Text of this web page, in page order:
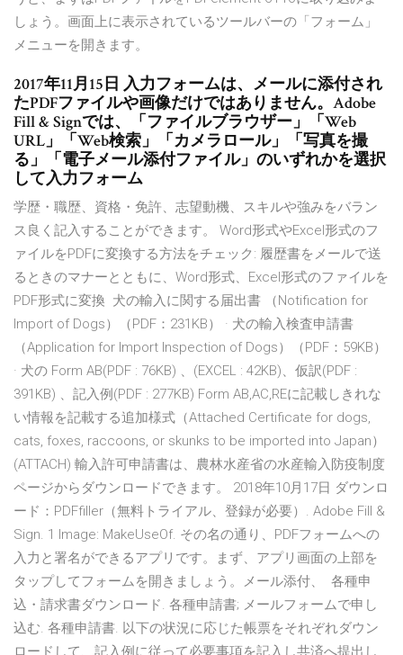
しょう。画面上に表示されているツールバーの「フォーム」
メニューを開きます。
2017年11月15日 入力フォームは、メールに添付され
たPDFファイルや画像だけではありません。Adobe
Fill & Signでは、「ファイルブラウザー」「Web
URL」「Web検索」「カメラロール」「写真を撮
る」「電子メール添付ファイル」のいずれかを選択
して入力フォーム
学歴・職歴、資格・免許、志望動機、スキルや強みをバラン
ス良く記入することができます。 Word形式やExcel形式のフ
ァイルをPDFに変換する方法をチェック: 履歴書をメールで送
るときのマナーとともに、Word形式、Excel形式のファイルを
PDF形式に変換 犬の輸入に関する届出書 （Notification for
Import of Dogs）（PDF：231KB） · 犬の輸入検査申請書
（Application for Import Inspection of Dogs）（PDF：59KB）
· 犬の Form AB(PDF : 76KB) 、(EXCEL : 42KB)、仮訳(PDF :
391KB) 、記入例(PDF : 277KB) Form AB,AC,REに記載しきれな
い情報を記載する追加様式（Attached Certificate for dogs,
cats, foxes, raccoons, or skunks to be imported into Japan）
(ATTACH) 輸入許可申請書は、農林水産省の水産輸入防疫制度
ページからダウンロードできます。 2018年10月17日 ダウンロ
ード：PDFfiller（無料トライアル、登録が必要）. Adobe Fill &
Sign. 1 Image: MakeUseOf. その名の通り、PDFフォームへの
入力と署名ができるアプリです。まず、アプリ画面の上部を
タップしてフォームを開きましょう。メール添付、 各種申
込・請求書ダウンロード. 各種申請書; メールフォームで申し
込む. 各種申請書. 以下の状況に応じた帳票をそれぞれダウン